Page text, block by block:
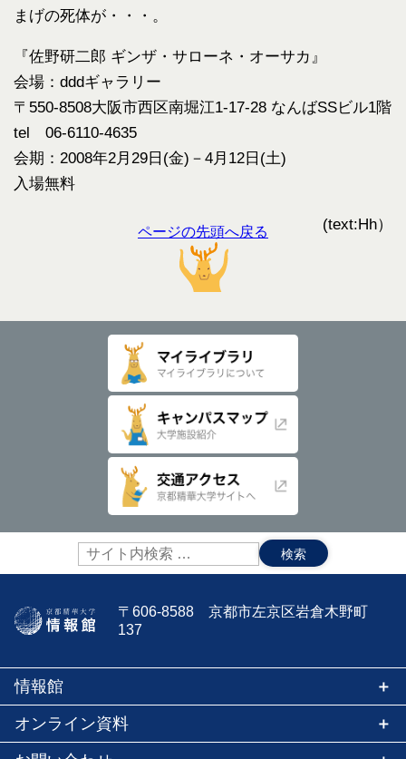
まげの死体が・・・。
『佐野研二郎 ギンザ・サローネ・オーサカ』
会場：dddギャラリー
〒550-8508大阪市西区南堀江1-17-28 なんばSSビル1階
tel 06-6110-4635
会期：2008年2月29日(金)－4月12日(土)
入場無料
(text:Hh）
ページの先頭へ戻る
サ
イ
ト
検
索:
〒606-8588 京都市左京区岩倉木野町
137
情報館
オンライン資料